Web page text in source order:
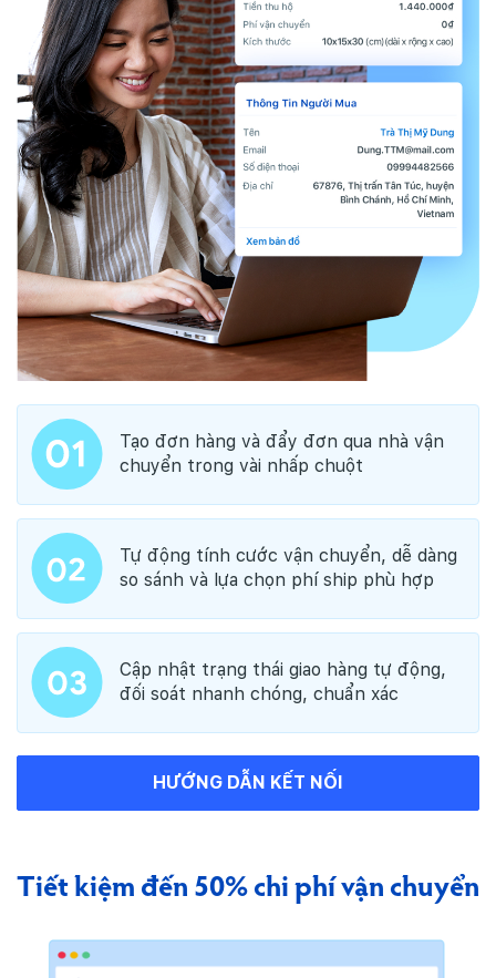
Tạo đơn hàng và đẩy đơn qua nhà vận
chuyển trong vài nhấp chuột
Tự động tính cước vận chuyển, dễ dàng
so sánh và lựa chọn phí ship phù hợp
Cập nhật trạng thái giao hàng tự động,
đối soát nhanh chóng, chuẩn xác
HƯỚNG DẪN KẾT NỐI
Tiết kiệm đến 50% chi phívận chuyển